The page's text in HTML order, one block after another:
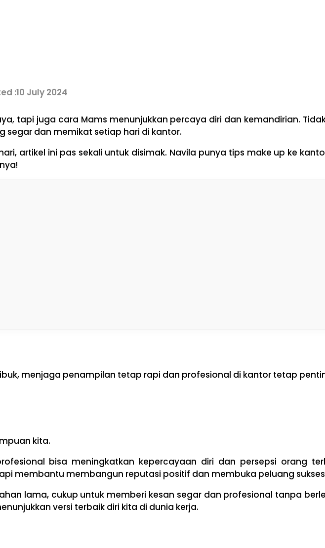
10 July 2024
tapi juga cara Mams menunjukkan percaya diri dan kemandirian.
segar dan memikat setiap hari di kantor.
artikel ini pas sekali untuk disimak. Navila punya tips make up ke
menjaga penampilan tetap rapi dan profesional di kantor tetap
kita.
bisa meningkatkan kepercayaan diri dan persepsi orang
membantu membangun reputasi positif dan membuka peluang
lama, cukup untuk memberi kesan segar dan profesional tanpa
versi terbaik diri kita di dunia kerja.